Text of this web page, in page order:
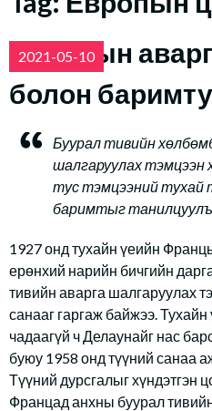
2021-05-10
Европын
болон
Буурал тивийн
шалгаруулах тэмцээн
тус тэмцээний тухай
баримтыг
1927 онд тухайн үеийн
ерөнхий нарийн бичгийн
тивийн аварга шалгаруулах
санааг гаргаж байжээ.
чадаагүй ч Делаунайг нас
буюу 1958 онд түүний санаа
Түүний дурсгалыг хүндэтгэн
Францад анхны буурал